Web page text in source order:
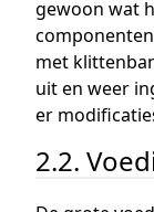
gewoon wat
met
uit en weer
er
2.2.